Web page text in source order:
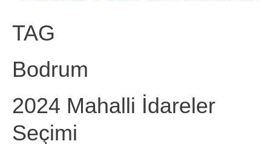
TAG
Bodrum
2024 Mahalli İdareler
Seçimi